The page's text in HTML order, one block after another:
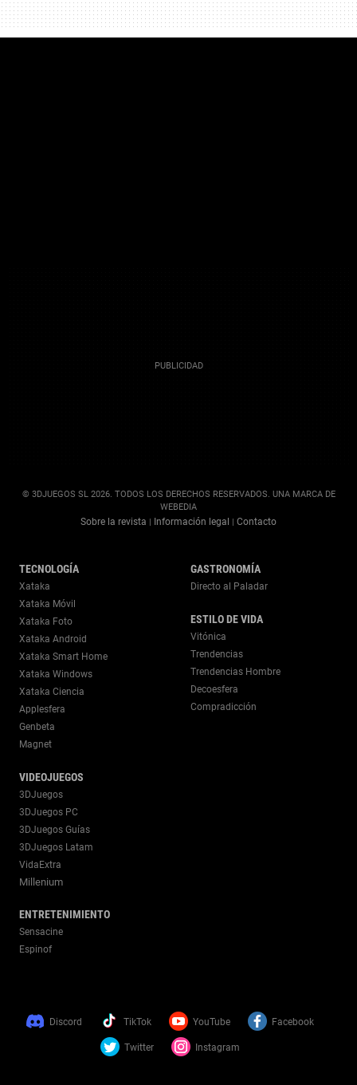
© 3DJUEGOS SL 2026. TODOS LOS DERECHOS RESERVADOS. UNA MARCA DE
WEBEDIA
Sobre la revista | Información legal | Contacto
TECNOLOGÍA
Xataka
Xataka Móvil
Xataka Foto
Xataka Android
Xataka Smart Home
Xataka Windows
Xataka Ciencia
Applesfera
Genbeta
Magnet
VIDEOJUEGOS
3DJuegos
3DJuegos PC
3DJuegos Guías
3DJuegos Latam
VidaExtra
Millenium
ENTRETENIMIENTO
Sensacine
Espinof
GASTRONOMÍA
Directo al Paladar
ESTILO DE VIDA
Vitónica
Trendencias
Trendencias Hombre
Decoesfera
Compradicción
Discord TikTok YouTube Facebook
Twitter Instagram